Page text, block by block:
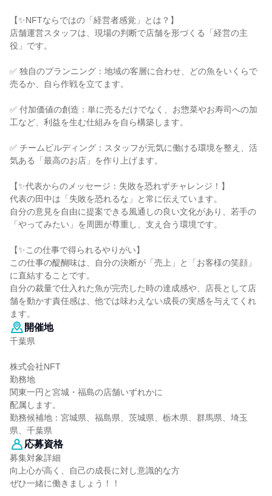
【✨NFTならではの「経営者感覚」とは？】
店舗運営スタッフは、現場の判断で店舗を形づくる「経営の主
役」です。
✅ 独自のプランニング：地域の客層に合わせ、どの魚をいくらで
売るか、自ら作戦を立てます。
✅ 付加価値の創造：単に売るだけでなく、お惣菜やお寿司への加
工など、利益を生む仕組みを自ら構築します。
✅ チームビルディング：スタッフが元気に働ける環境を整え、活
気ある「最高のお店」を作り上げます。
【✨代表からのメッセージ：失敗を恐れずチャレンジ！】
代表の田中は「失敗を恐れるな」と常に伝えています。
自分の意見を自由に提案できる風通しの良い文化があり、若手の
「やってみたい」を周囲が尊重し、支え合う環境です。
【✨この仕事で得られるやりがい】
この仕事の醍醐味は、自分の決断が「売上」と「お客様の笑顔」
に直結することです。
自分の裁量で仕入れた魚が完売した時の達成感や、店長として店
舗を動かす責任感は、他では味わえない成長の実感を与えてくれ
ます。
開催地
千葉県
株式会社NFT
勤務地
関東一円と宮城・福島の店舗いずれかに
配属します。
勤務候補地：宮城県、福島県、茨城県、栃木県、群馬県、埼玉
県、千葉県
応募資格
募集対象詳細
向上心が高く、自己の成長に対し意識的な方
ぜひ一緒に働きましょう！！